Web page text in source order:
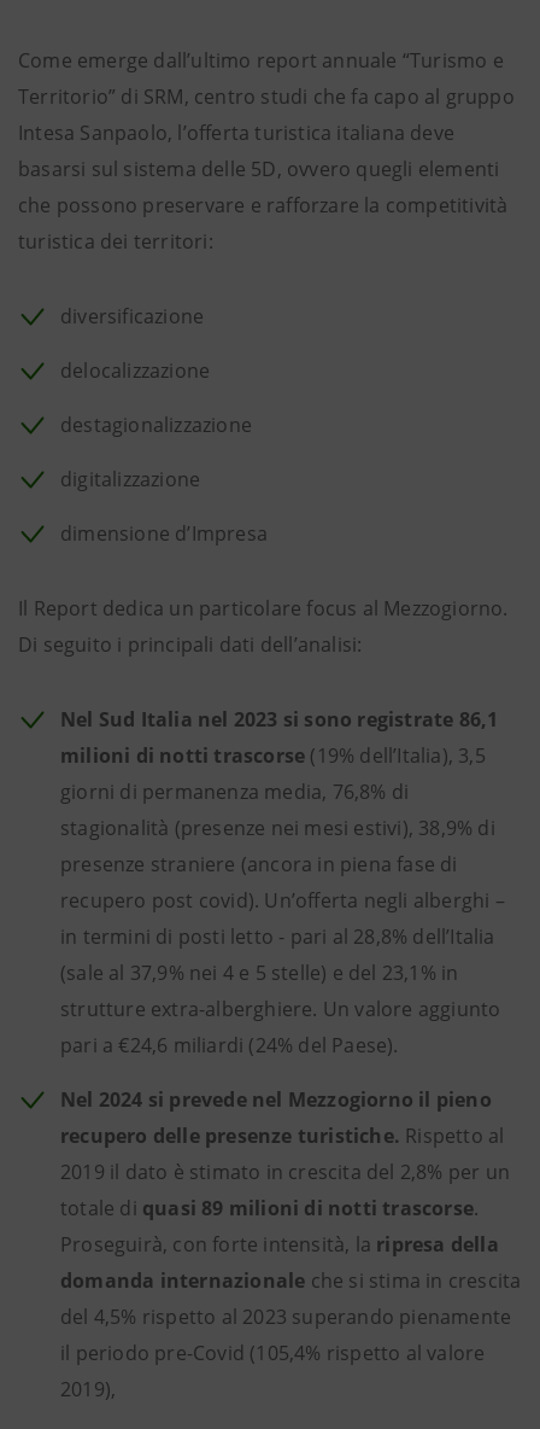
Come emerge dall’ultimo report annuale “Turismo e
Territorio” di SRM, centro studi che fa capo al gruppo
Intesa Sanpaolo, l’offerta turistica italiana deve
basarsi sul sistema delle 5D, ovvero quegli elementi
che possono preservare e rafforzare la competitività
turistica dei territori:
diversificazione
delocalizzazione
destagionalizzazione
digitalizzazione
dimensione d’Impresa
Il Report dedica un particolare focus al Mezzogiorno.
Di seguito i principali dati dell’analisi:
Nel Sud Italia nel 2023 si sono registrate 86,1
milioni di notti trascorse (19% dell’Italia), 3,5
giorni di permanenza media, 76,8% di
stagionalità (presenze nei mesi estivi), 38,9% di
presenze straniere (ancora in piena fase di
recupero post covid). Un’offerta negli alberghi –
in termini di posti letto - pari al 28,8% dell’Italia
(sale al 37,9% nei 4 e 5 stelle) e del 23,1% in
strutture extra-alberghiere. Un valore aggiunto
pari a €24,6 miliardi (24% del Paese).
Nel 2024 si prevede nel Mezzogiorno il pieno
recupero delle presenze turistiche. Rispetto al
2019 il dato è stimato in crescita del 2,8% per un
totale di quasi 89 milioni di notti trascorse.
Proseguirà, con forte intensità, la ripresa della
domanda internazionale che si stima in crescita
del 4,5% rispetto al 2023 superando pienamente
il periodo pre-Covid (105,4% rispetto al valore
2019),